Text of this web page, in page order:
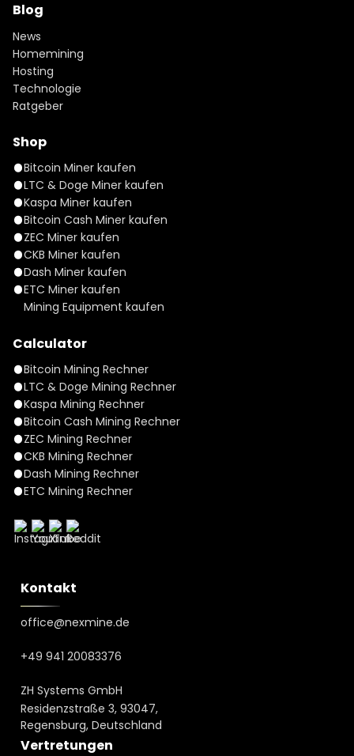
Blog
News
Homemining
Hosting
Technologie
Ratgeber
Shop
Bitcoin Miner kaufen
LTC & Doge Miner kaufen
Kaspa Miner kaufen
Bitcoin Cash Miner kaufen
ZEC Miner kaufen
CKB Miner kaufen
Dash Miner kaufen
ETC Miner kaufen
Mining Equipment kaufen
Calculator
Bitcoin Mining Rechner
LTC & Doge Mining Rechner
Kaspa Mining Rechner
Bitcoin Cash Mining Rechner
ZEC Mining Rechner
CKB Mining Rechner
Dash Mining Rechner
ETC Mining Rechner
Kontakt
office@nexmine.de
+49 941 20083376
ZH Systems GmbH
Residenzstraße 3, 93047,
Regensburg, Deutschland
Vertretungen